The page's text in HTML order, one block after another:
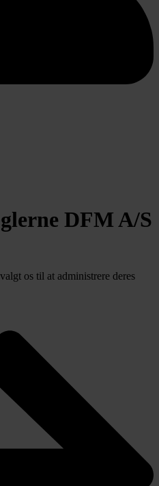
DFM A/S
os til at administrere deres